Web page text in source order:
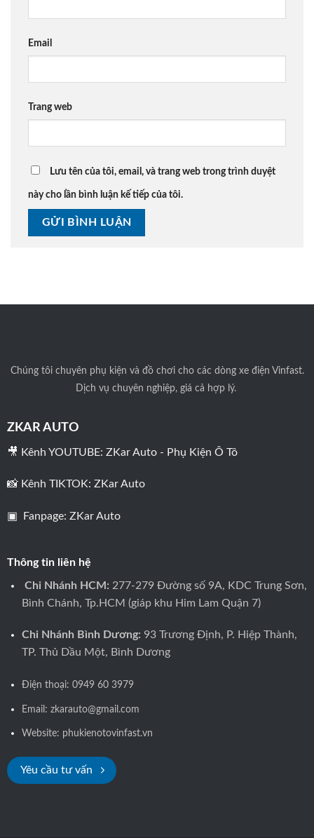
Email
Trang web
Lưu tên của tôi, email, và trang web trong trình duyệt
này cho lần bình luận kế tiếp của tôi.
Chúng tôichuyên phụ kiện và đồ chơi cho các dòng xe điện Vinfast.
Dịch vụ chuyên nghiệp, giá cả hợp lý.
ZKAR AUTO
🎥 Kênh YOUTUBE: ZKar Auto - Phụ Kiện Ô Tô
📸 Kênh TIKTOK: ZKar Auto
▣ Fanpage: ZKar Auto
Thông tin liên hệ
Chi Nhánh HCM: 277-279 Đường số 9A, KDC Trung Sơn,
Bình Chánh, Tp.HCM (giáp khu Him Lam Quận 7)
Chi Nhánh Bình Dương: 93 Trương Định, P. Hiệp Thành,
TP. Thủ Dầu Một, Bình Dương
Điện thoại: 0949 60 3979
Email: zkarauto@gmail.com
Website: phukienotovinfast.vn
Yêu cầu tư vấn